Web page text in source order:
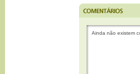
Ainda não existem